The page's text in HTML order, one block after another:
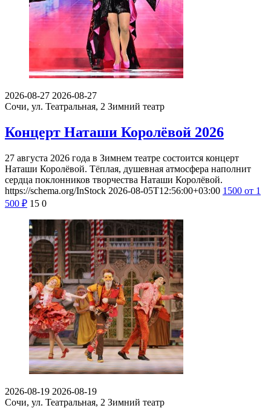
2026-08-27 2026-08-27
Сочи, ул. Театральная, 2 Зимний театр
Концерт Наташи Королёвой 2026
27 августа 2026 года в Зимнем театре состоится концерт
Наташи Королёвой. Тёплая, душевная атмосфера наполнит
сердца поклонников творчества Наташи Королёвой.
https://schema.org/InStock 2026-08-05T12:56:00+03:00 1500 от 1
500 ₽ 15 0
2026-08-19 2026-08-19
Сочи, ул. Театральная, 2 Зимний театр